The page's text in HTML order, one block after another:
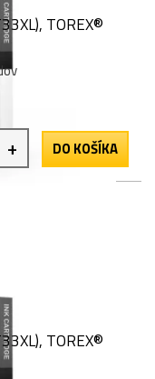
TOREX®
+ DO KOŠÍKA
TOREX®